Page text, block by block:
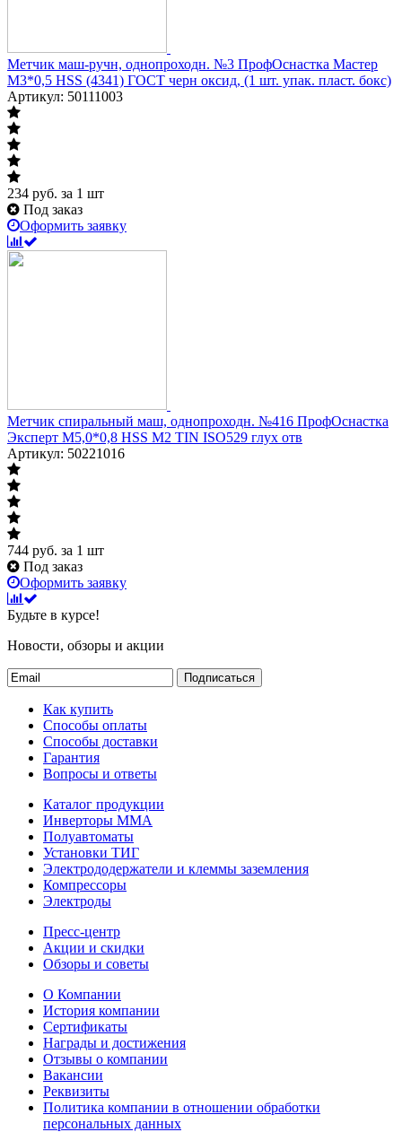
Метчик маш-ручн, однопроходн. №3 ПрофОснастка Мастер
M3*0,5 HSS (4341) ГОСТ черн оксид, (1 шт. упак. пласт. бокс)
Артикул: 50111003
234 руб. за 1 шт
Под заказ
Оформить заявку
Метчик спиральный маш, однопроходн. №416 ПрофОснастка
Эксперт М5,0*0,8 HSS M2 TIN ISO529 глух отв
Артикул: 50221016
744 руб. за 1 шт
Под заказ
Оформить заявку
Будьте в курсе!
Новости, обзоры и акции
Подписаться
Как купить
Способы оплаты
Способы доставки
Гарантия
Вопросы и ответы
Каталог продукции
Инверторы ММА
Полуавтоматы
Установки ТИГ
Электрододержатели и клеммы заземления
Компрессоры
Электроды
Пресс-центр
Акции и скидки
Обзоры и советы
О Компании
История компании
Сертификаты
Награды и достижения
Отзывы о компании
Вакансии
Реквизиты
Политика компании в отношении обработки
персональных данных